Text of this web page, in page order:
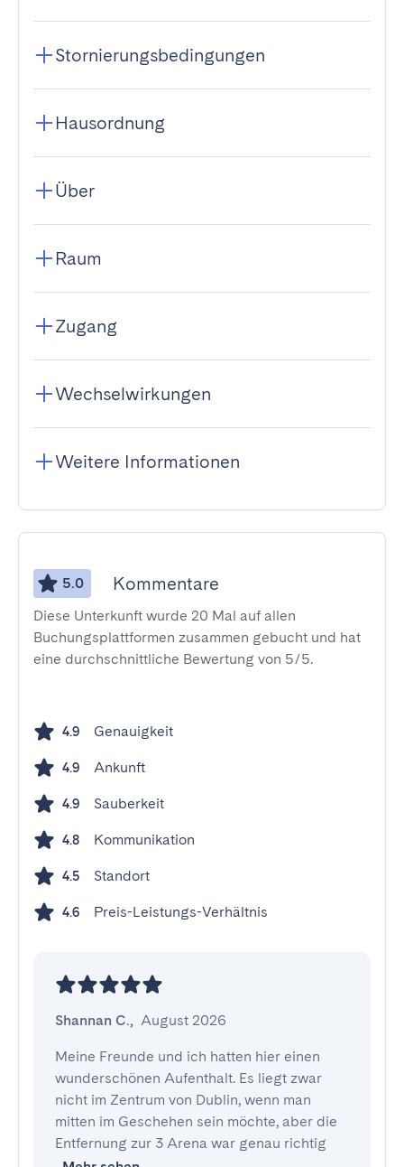
Stornierungsbedingungen
Hausordnung
Über
Raum
Zugang
Wechselwirkungen
Weitere Informationen
5.0 Kommentare
Diese Unterkunft wurde 20 Mal auf allen
Buchungsplattformen zusammen gebucht und hat
eine durchschnittliche Bewertung von 5/5.
4.9 Genauigkeit
4.9 Ankunft
4.9 Sauberkeit
4.8 Kommunikation
4.5 Standort
4.6 Preis-Leistungs-Verhältnis
Shannan C., August 2026
Meine Freunde und ich hatten hier einen
wunderschönen Aufenthalt. Es liegt zwar
nicht im Zentrum von Dublin, wenn man
mitten im Geschehen sein möchte, aber die
Entfernung zur 3 Arena war genau richtig